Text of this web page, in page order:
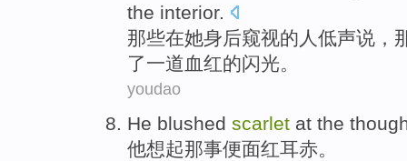
the interior.
那些在她身后窥视的 人 低声说，
了一道 血红的闪光。
youdao
He blushed scarlet at the
他想起那事便面红耳赤。